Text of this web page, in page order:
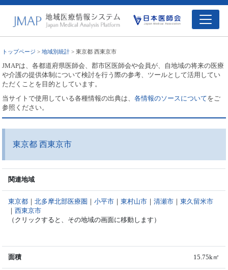
トップページ >地域別統計 > 東京都 西東京市
JMAPは、各都道府県医師会、郡市区医師会や会員が、自地域の将来の医療
や介護の提供体制について検討を行う際の参考、ツールとして活用してい
ただくことを目的としています。
当サイトで使用している各種情報の出典は、各情報のソースについてをご
参照ください。
東京都 西東京市
関連地域
東京都 ｜北多摩北部医療圏 ｜小平市 ｜東村山市 ｜清瀬市 ｜東久留米市
｜西東京市
（クリックすると、その地域の画面に移動します）
面積 15.75k㎡